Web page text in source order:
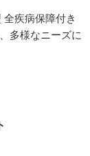
疾病保障付き
多様なニーズに